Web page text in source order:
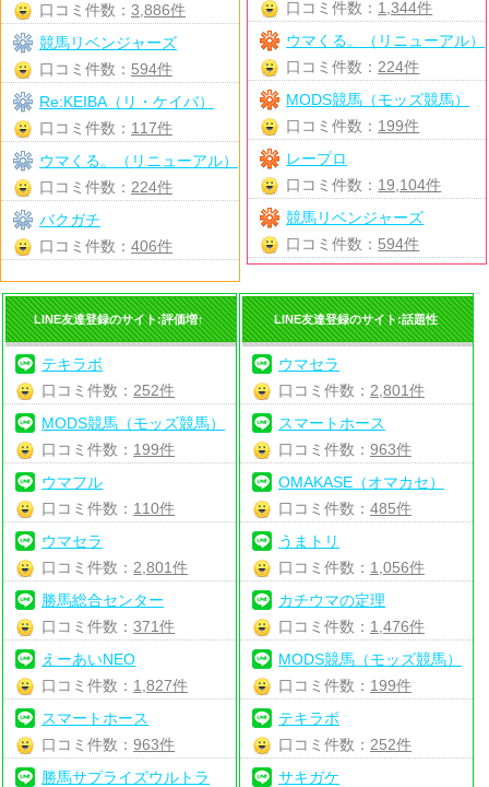
口コミ件数： 1,344件
ウマくる。（リニューアル）
口コミ件数： 224件
MODS競馬（モッズ競馬）
口コミ件数： 199件
レープロ
口コミ件数： 19,104件
競馬リベンジャーズ
口コミ件数： 594件
口コミ件数： 3,886件
競馬リベンジャーズ
口コミ件数： 594件
Re:KEIBA（リ・ケイバ）
口コミ件数： 117件
ウマくる。（リニューアル）
口コミ件数： 224件
バクガチ
口コミ件数： 406件
LINE友達登録のサイト:評価増↑
テキラボ
口コミ件数： 252件
MODS競馬（モッズ競馬）
口コミ件数： 199件
ウマフル
口コミ件数： 110件
ウマセラ
口コミ件数： 2,801件
勝馬総合センター
口コミ件数：371件
えーあいNEO
口コミ件数： 1,827件
スマートホース
口コミ件数：963件
勝馬サプライズウルトラ
LINE友達登録のサイト:話題性
ウマセラ
口コミ件数： 2,801件
スマートホース
口コミ件数： 963件
OMAKASE（オマカセ）
口コミ件数： 485件
うまトリ
口コミ件数： 1,056件
カチウマの定理
口コミ件数： 1,476件
MODS競馬（モッズ競馬）
口コミ件数： 199件
テキラボ
口コミ件数： 252件
サキガケ